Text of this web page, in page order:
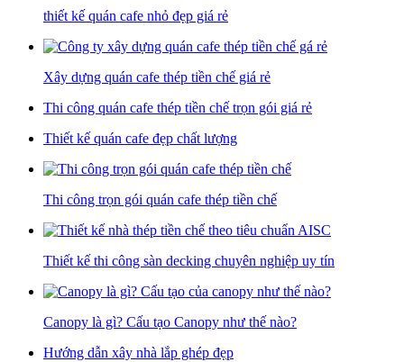
thiết kế quán cafe nhỏ đẹp giá rẻ
Xây dựng quán cafe thép tiền chế giá rẻ
Thi công quán cafe thép tiền chế trọn gói giá rẻ
Thiết kế quán cafe đẹp chất lượng
Thi công trọn gói quán cafe thép tiền chế
Thiết kế thi công sàn decking chuyên nghiệp uy tín
Canopy là gì? Cấu tạo Canopy như thế nào?
Hướng dẫn xây nhà lắp ghép đẹp